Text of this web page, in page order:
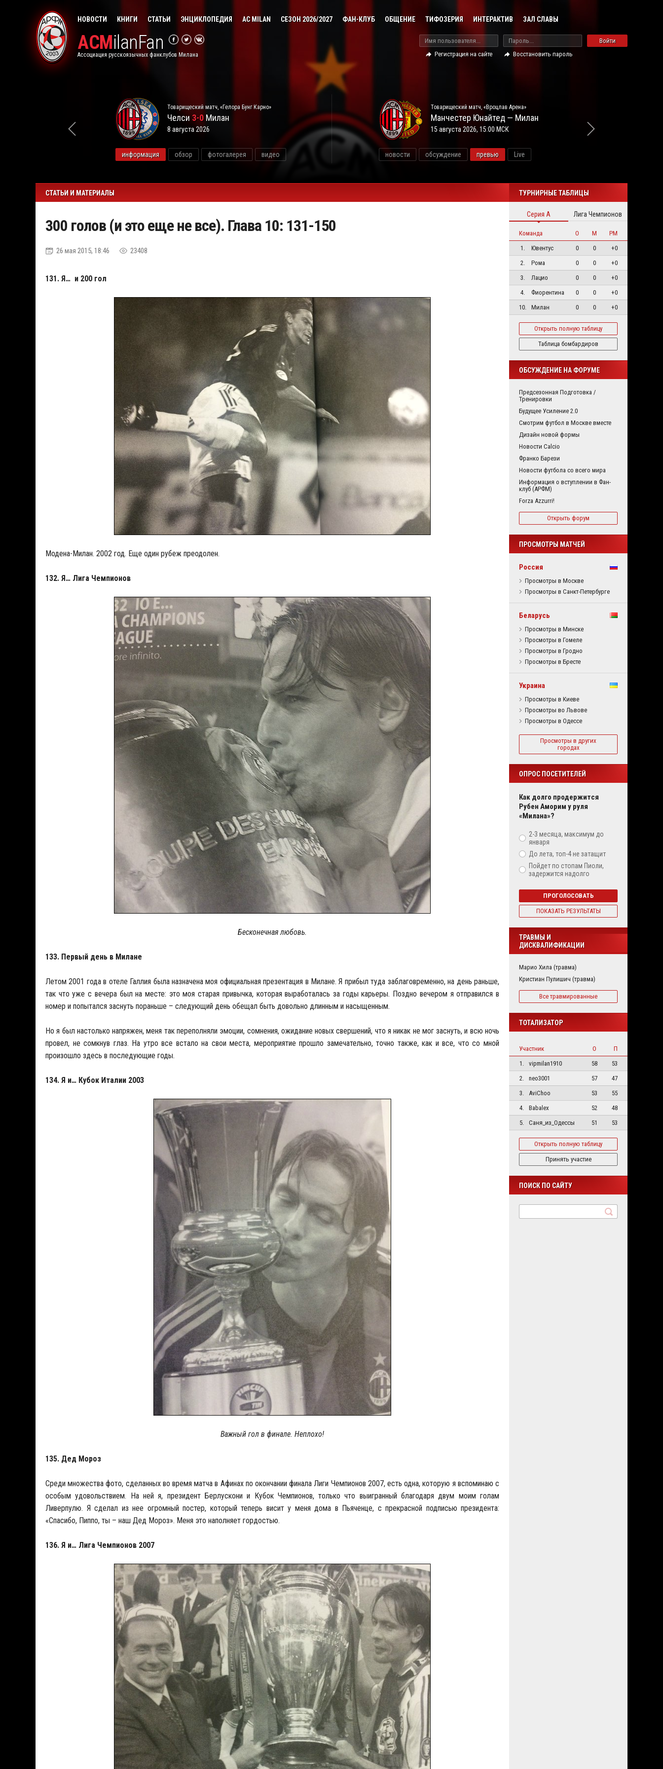
НОВОСТИ КНИГИ СТАТЬИ ЭНЦИКЛОПЕДИЯ AC MILAN СЕЗОН 2026/2027 ФАН-КЛУБ ОБЩЕНИЕ ТИФОЗЕРИЯ ИНТЕРАКТИВ ЗАЛ СЛАВЫ
ACMilanFan
Ассоциация русскоязычных фанклубов Милана
Войти
Регистрация на сайте
Восстановить пароль
Товарищеский матч, «Гелора Бунг Карно»
Челси 3-0 Милан
8 августа 2026
информация обзор фотогалерея видео
Товарищеский матч, «Вроцлав Арена»
Манчестер Юнайтед — Милан
15 августа 2026, 15:00 МСК
новости обсуждение превью Live
СТАТЬИ И МАТЕРИАЛЫ
300 голов (и это еще не все). Глава 10: 131-150
26 мая 2015, 18:46 23408
131. Я… и 200 гол
Модена-Милан. 2002 год. Еще один рубеж преодолен.
132. Я… Лига Чемпионов
Бесконечная любовь.
133. Первый день в Милане
Летом 2001 года в отеле Галлия была назначена моя официальная презентация в Милане. Я прибыл туда заблаговременно, на день раньше,
так что уже с вечера был на месте: это моя старая привычка, которая выработалась за годы карьеры. Поздно вечером я отправился в
номер и попытался заснуть пораньше – следующий день обещал быть довольно длинным и насыщенным.
Но я был настолько напряжен, меня так переполняли эмоции, сомнения, ожидание новых свершений, что я никак не мог заснуть, и всю ночь
провел, не сомкнув глаз. На утро все встало на свои места, мероприятие прошло замечательно, точно также, как и все, что со мной
произошло здесь в последующие годы.
134. Я и… Кубок Италии 2003
Важный гол в финале. Неплохо!
135. Дед Мороз
Среди множества фото, сделанных во время матча в Афинах по окончании финала Лиги Чемпионов 2007, есть одна, которую я вспоминаю с
особым удовольствием. На ней я, президент Берлускони и Кубок Чемпионов, только что выигранный благодаря двум моим голам
Ливерпулю. Я сделал из нее огромный постер, который теперь висит у меня дома в Пьяченце, с прекрасной подписью президента:
«Спасибо, Пиппо, ты – наш Дед Мороз». Меня это наполняет гордостью.
136. Я и… Лига Чемпионов 2007
ТУРНИРНЫЕ ТАБЛИЦЫ
Серия А Лига Чемпионов
Команда О М
РМ
1.
Ювентус 0 0
+0
2.
Рома 0 0
+0
3.
Лацио 0 0
+0
4.
Фиорентина 0 0
+0
10.
Милан 0 0 +0
Открыть полную таблицу
Таблица бомбардиров
ОБСУЖДЕНИЕ НА ФОРУМЕ
Предсезонная Подготовка /
Тренировки
Будущее Усиление 2.0
Смотрим футбол в Москве вместе
Дизайн новой формы
Новости Calcio
Франко Барези
Новости футбола со всего мира
Информация о вступлении в Фан-
клуб (АРФМ)
Forza Azzurri!
Открыть форум
ПРОСМОТРЫ МАТЧЕЙ
Россия
Просмотры в Москве
Просмотры в Санкт-Петербурге
Беларусь
Просмотры в Минске
Просмотры в Гомеле
Просмотры в Гродно
Просмотры в Бресте
Украина
Просмотры в Киеве
Просмотры во Львове
Просмотры в Одессе
Просмотры в других
городах
ОПРОС ПОСЕТИТЕЛЕЙ
Как долго продержится
Рубен Аморим у руля
«Милана»?
2-3 месяца, максимум до
января
До лета, топ-4 не затащит
Пойдет по стопам Пиоли,
задержится надолго
ПРОГОЛОСОВАТЬ
ПОКАЗАТЬ РЕЗУЛЬТАТЫ
ТРАВМЫ И
ДИСКВАЛИФИКАЦИИ
Марио Хила (травма)
Кристиан Пулишич (травма)
Все травмированные
ТОТАЛИЗАТОР
Участник О
П
1.
vipmilan1910 58
53
2.
neo3001 57
47
3.
AviChoo 53
55
4.
Babalex 52
48
5.
Саня_из_Одессы 51 53
Открыть полную таблицу
Принять участие
ПОИСК ПО САЙТУ